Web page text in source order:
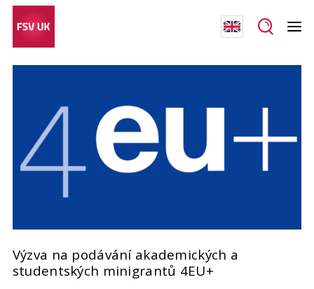
Výzva na podávání akademických a
studentských minigrantů 4EU+